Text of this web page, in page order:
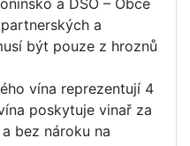
a
být pouze z hroznů
vína reprezentují 4
poskytuje vinař za
bez nároku na